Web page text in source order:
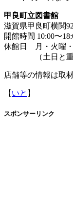
甲良町立図書館
滋賀県甲良町横関
開館時間 10:00〜
休館日 月・火曜・
（土日と重な
店舗等の情報は取
【 いと 】
スポンサーリンク